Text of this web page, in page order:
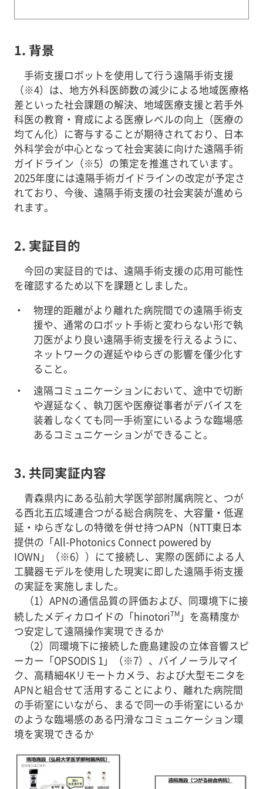
1. 背景
手術支援ロボットを使用して行う遠隔手術支援
（※4）は、地方外科医師数の減少による地域医療格
差といった社会課題の解決、地域医療支援と若手外
科医の教育・育成による医療レベルの向上（医療の
均てん化）に寄与することが期待されており、日本
外科学会が中心となって社会実装に向けた遠隔手術
ガイドライン（※5）の策定を推進されています。
2025年度には遠隔手術ガイドラインの改定が予定さ
れており、今後、遠隔手術支援の社会実装が進めら
れます。
2. 実証目的
今回の実証目的では、遠隔手術支援の応用可能性
を確認するため以下を課題としました。
物理的距離がより離れた病院間での遠隔手術支
援や、通常のロボット手術と変わらない形で執
刀医がより良い遠隔手術支援を行えるように、
ネットワークの遅延やゆらぎの影響を僅少化す
ること。
遠隔コミュニケーションにおいて、途中で切断
や遅延なく、執刀医や医療従事者がデバイスを
装着しなくても同一手術室にいるような臨場感
あるコミュニケーションができること。
3. 共同実証内容
青森県内にある弘前大学医学部附属病院と、つが
る西北五広域連合つがる総合病院を、大容量・低遅
延・ゆらぎなしの特徴を併せ持つAPN（NTT東日本
提供の「All-Photonics Connect powered by
IOWN」（※6））にて接続し、実際の医師による人
工臓器モデルを使用した現実に即した遠隔手術支援
の実証を実施しました。
（1）APNの通信品質の評価および、同環境下に接
続したメディカロイドの「hinotoriTM」を高精度か
つ安定して遠隔操作実現できるか
（2）同環境下に接続した鹿島建設の立体音響スピ
ーカー「OPSODIS 1」（※7）、バイノーラルマイ
ク、高精細4Kリモートカメラ、および大型モニタを
APNと組合せて活用することにより、離れた病院間
の手術室にいながら、まるで同一の手術室にいるか
のような臨場感のある円滑なコミュニケーション環
境を実現できるか